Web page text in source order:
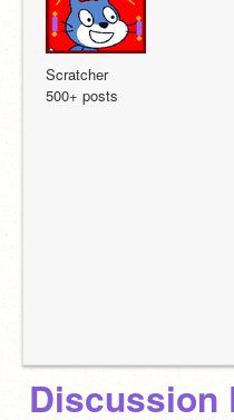
Scratcher
500+ posts
Discussion